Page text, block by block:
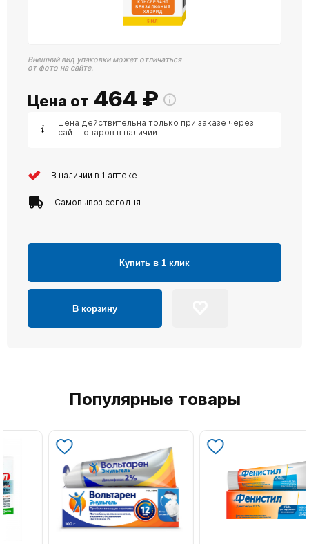
Внешний вид упаковки может отличаться
от фото на сайте.
Цена от 464 ₽
Цена действительна только при заказе через
сайт товаров в наличии
В наличии в 1 аптеке
Самовывоз сегодня
Купить в 1 клик
В корзину
Популярные товары